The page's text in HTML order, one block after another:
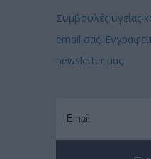
Συμβουλές υγείας
email σας!
newsletter μας: